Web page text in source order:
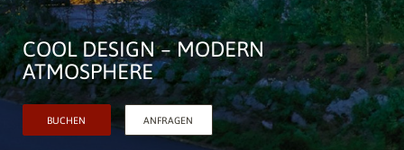
COOL DESIGN – MODERN
ATMOSPHERE
BUCHEN ANFRAGEN